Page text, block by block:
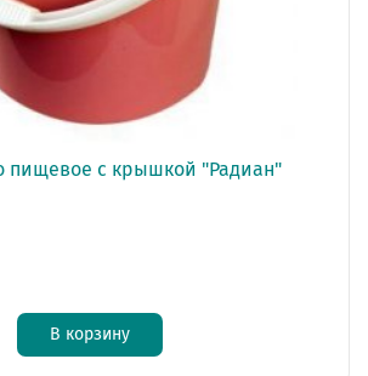
пищевое с крышкой "Радиан"
В корзину